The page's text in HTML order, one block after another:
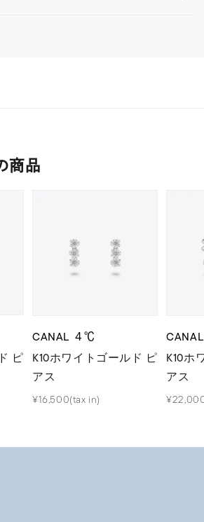
商品
ピ
CANAL ４℃
K10ホワイトゴールド ピ
アス
¥16,500(tax in)
K10ホ
アス